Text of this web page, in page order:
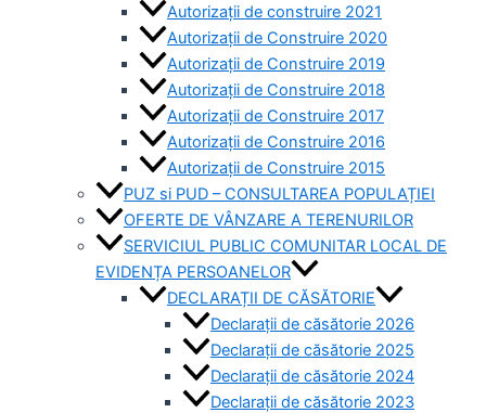
Autorizații de construire 2021
Autorizații de Construire 2020
Autorizații de Construire 2019
Autorizaţii de Construire 2018
Autorizaţii de Construire 2017
Autorizaţii de Construire 2016
Autorizaţii de Construire 2015
PUZ si PUD – CONSULTAREA POPULAȚIEI
OFERTE DE VÂNZARE A TERENURILOR
SERVICIUL PUBLIC COMUNITAR LOCAL DE
EVIDENȚA PERSOANELOR
DECLARAȚII DE CĂSĂTORIE
Declarații de căsătorie 2026
Declarații de căsătorie 2025
Declarații de căsătorie 2024
Declarații de căsătorie 2023